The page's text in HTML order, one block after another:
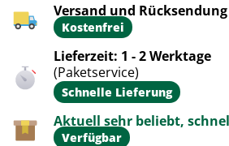
Versand und
Kostenfrei
Lieferzeit: 1 - 2 Werktage
(Paketservice)
Schnelle Lieferung
Aktuell sehr beliebt,
Verfügbar